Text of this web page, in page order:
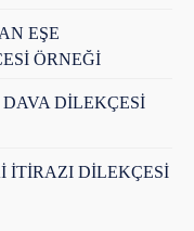
EŞE
ÖRNEĞİ
DİLEKÇESİ
İTİRAZI DİLEKÇESİ